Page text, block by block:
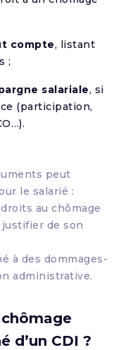
compte, listant
;
salariale, si
(participation,
peut
le salarié :
au chômage
de son
à des dommages-
administrative.
d’un CDI ?